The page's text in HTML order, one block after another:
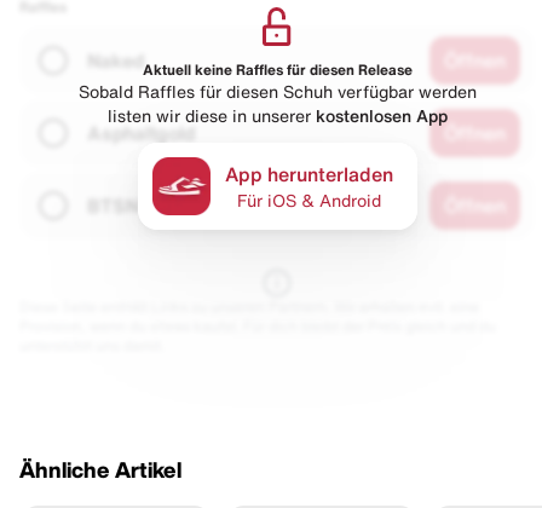
Naked
Asphaltgold
Aktuell keine Raffles für diesen Release
Sobald Raffles für diesen Schuh verfügbar werden
listen wir diese in unserer kostenlosen App
App herunterladen
Für iOS & Android
Ähnliche Artikel